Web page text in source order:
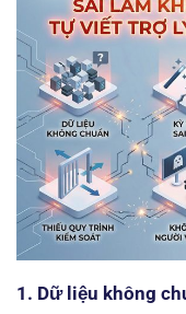
1. Dữ liệu không